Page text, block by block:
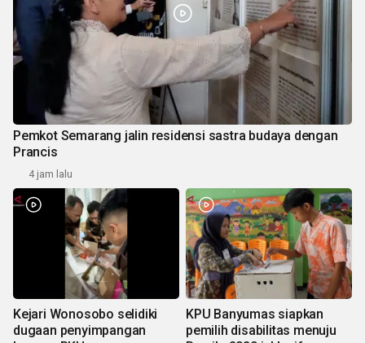
Pemkot Semarang jalin residensi sastra budaya dengan
Prancis
4 jam lalu
Kejari Wonosobo selidiki
dugaan penyimpangan
KPU Banyumas siapkan
pemilih disabilitas menuju